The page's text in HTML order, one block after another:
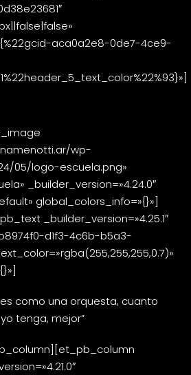
aca0a2e8-0de7-4ce9-
wp-
05/logo-escuela.png»
_builder_version=»4.24.0″
global_colors_info=»{}»]
_builder_version=»4.25.1″
d1f3-4c6b-b5a3-
como una orquesta, cuanto
tenga, mejor”